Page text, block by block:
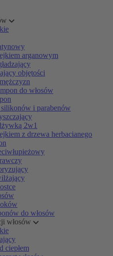
arganowym
objętości
do włosów
silikonów i parabenów
2w1
z drzewa herbacianego
do włosów
włosów
ciepłem